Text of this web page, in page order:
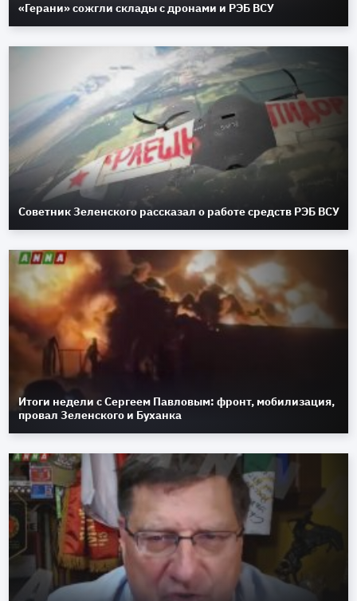
«Герани» сожгли склады с дронами и РЭБ ВСУ
Советник Зеленского рассказал о работе средств РЭБ ВСУ
Итоги недели с Сергеем Павловым: фронт, мобилизация,
провал Зеленского и Буханка